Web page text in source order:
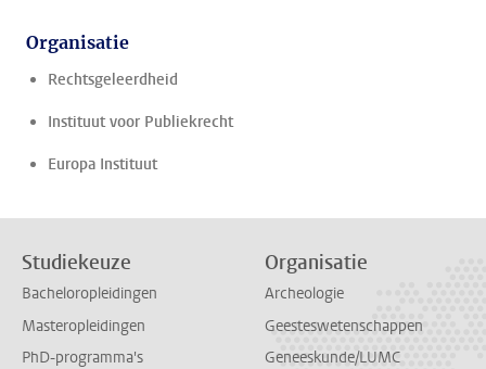
Organisatie
Rechtsgeleerdheid
Instituut voor Publiekrecht
Europa Instituut
Studiekeuze
Bacheloropleidingen
Masteropleidingen
PhD-programma's
Organisatie
Archeologie
Geesteswetenschappen
Geneeskunde/LUMC